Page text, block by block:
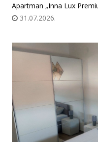
Apartman „Inna Lux
31.07.2026.